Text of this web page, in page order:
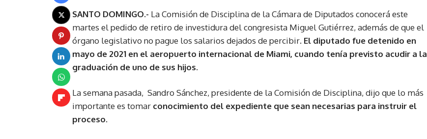
SANTO DOMINGO.- La Comisión de Disciplina de la Cámara de Diputados conocerá este
martes el pedido de retiro de investidura del congresista Miguel Gutiérrez, además de que el
órgano legislativo no pague los salarios dejados de percibir. El diputado fue detenido en
mayo de 2021 en el aeropuerto internacional de Miami, cuando tenía previsto acudir a la
graduación de uno de sus hijos.
La semana pasada, Sandro Sánchez, presidente de la Comisión de Disciplina, dijo que lo más
importante es tomar conocimiento del expediente que sean necesarias para instruir el
proceso.